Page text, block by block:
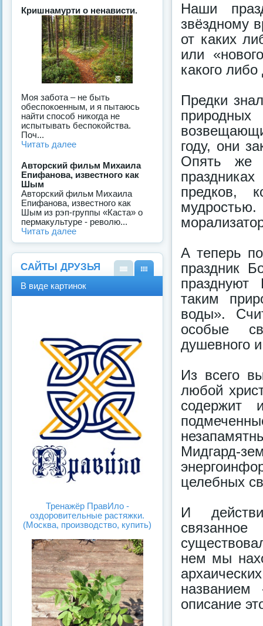
Наши
звёздному
от каких
или
какого
Предки
году, они
Опять же
предков,
А теперь
праздник
празднуют
таким
воды».
особые
душевного
Из всего
любой
содержит
Мидгард-
целебных
И
нем мы
описание
Кришнамурти о ненависти.
Моя забота – не быть
обеспокоенным, и я пытаюсь
найти способ никогда не
испытывать беспокойства.
Поч...
Читать далее
Авторский фильм Михаила
Епифанова, известного как
Шым
Авторский фильм Михаила
Епифанова, известного как
Шым из рэп-группы «Каста» о
пермакультуре - револю...
Читать далее
САЙТЫ ДРУЗЬЯ
В виде картинок
Тренажёр ПравИло -
оздоровительные растяжки.
(Москва, производство, купить)